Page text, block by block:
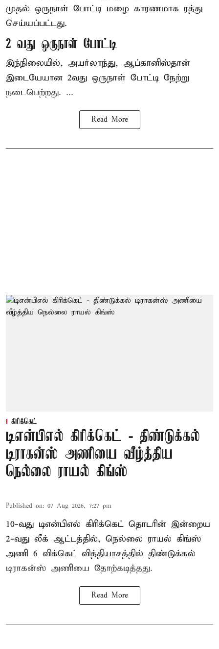
முதல் ஒருநாள் போட்டி மழை காரணமாக ரத்து
செய்யப்பட்டது.
2 வது ஒருநாள் போட்டி
இந்நிலையில், அயர்லாந்து, ஆப்கானிஸ்தான்
இடையேயான 2வது ஒருநாள் போட்டி நேற்று
நடைபெற்றது. ...
Read More
கிரிக்கெட்
டிஎன்பிஎல் கிரிக்கெட் - திண்டுக்கல்
டிராகன்ஸ் அணியை வீழ்த்திய
நெல்லை ராயல் கிங்ஸ்
Published on: 07 Aug 2026, 7:27 pm
10-வது டிஎன்பிஎல் கிரிக்கெட் தொடரின் இன்றைய
2-வது லீக் ஆட்டத்தில், நெல்லை ராயல் கிங்ஸ்
அணி 6 விக்கெட் வித்தியாசத்தில் திண்டுக்கல்
டிராகன்ஸ் அணியை தோற்கடித்தது.
Read More